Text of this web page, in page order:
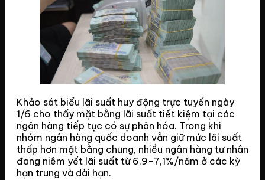
Khảo sát biểu lãi suất huy động trực tuyến ngày
1/6 cho thấy mặt bằng lãi suất tiết kiệm tại các
ngân hàng tiếp tục có sự phân hóa. Trong khi
nhóm ngân hàng quốc doanh vẫn giữ mức lãi suất
thấp hơn mặt bằng chung, nhiều ngân hàng tư nhân
đang niêm yết lãi suất từ 6,9-7,1%/năm ở các kỳ
hạn trung và dài hạn.